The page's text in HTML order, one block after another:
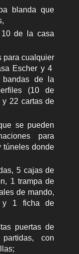
blanda que
10 de la casa
para cualquier
Escher y 4
bandas de la
(10 de
y 22 cartas de
se pueden
para
túneles donde
5 cajas de
1 trampa de
de mando,
y 1 ficha de
puertas de
con